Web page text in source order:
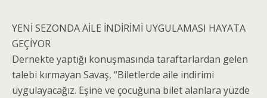
YENİ SEZONDA AİLE İNDİRİMİ UYGULAMASI HAYATA
GEÇİYOR
Dernekte yaptığı konuşmasında taraftarlardan gelen
talebi kırmayan Savaş, “Biletlerde aile indirimi
uygulayacağız. Eşine ve çocuğuna bilet alanlara yüzde